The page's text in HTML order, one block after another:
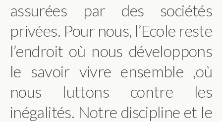
assurées par des sociétés
privées. Pour nous, l’Ecole reste
l’endroit où nous développons
le savoir vivre ensemble ,où
nous luttons contre les
inégalités. Notre discipline et le